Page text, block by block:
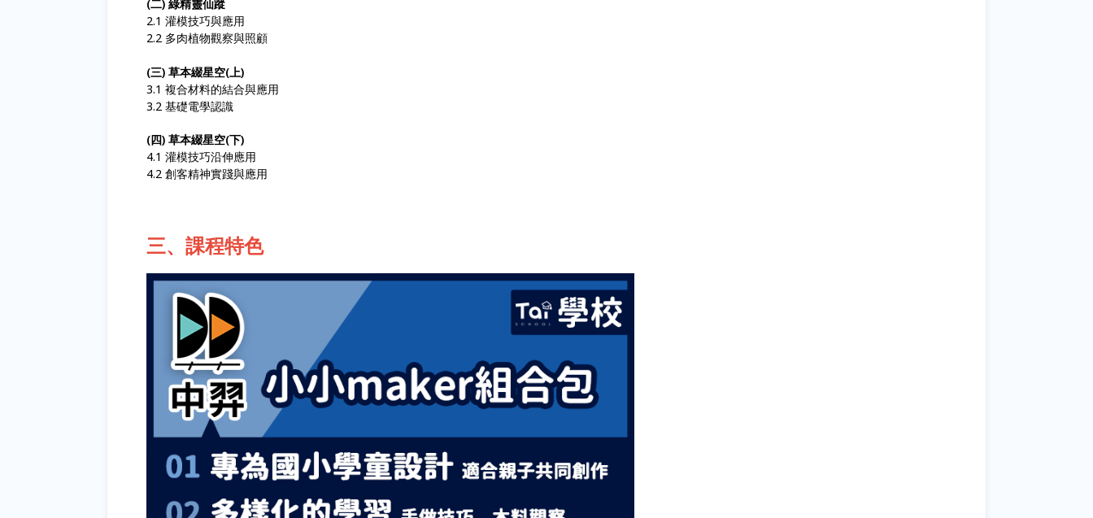
(二) 綠精靈仙蹤
2.1 灌模技巧與應用
2.2 多肉植物觀察與照顧
(三) 草本綴星空(上)
3.1 複合材料的結合與應用
3.2 基礎電學認識
(四) 草本綴星空(下)
4.1 灌模技巧沿伸應用
4.2 創客精神實踐與應用
三、課程特色